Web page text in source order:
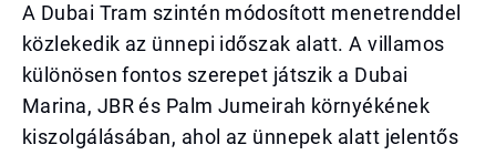
A Dubai Tram szintén módosított menetrenddel
közlekedik az ünnepi időszak alatt. A villamos
különösen fontos szerepet játszik a Dubai
Marina, JBR és Palm Jumeirah környékének
kiszolgálásában, ahol az ünnepek alatt jelentős